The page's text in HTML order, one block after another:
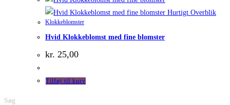
Hurtigt Overblik
Klokkeblomster
Hvid Klokkeblomst med fine blomster
kr. 25,00
Tilføj til kurv
Søg